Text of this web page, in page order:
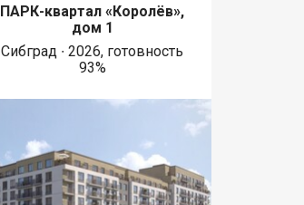
ПАРК-квартал «Королёв»,
дом 1
Сибград ∙ 2026, готовность
93%